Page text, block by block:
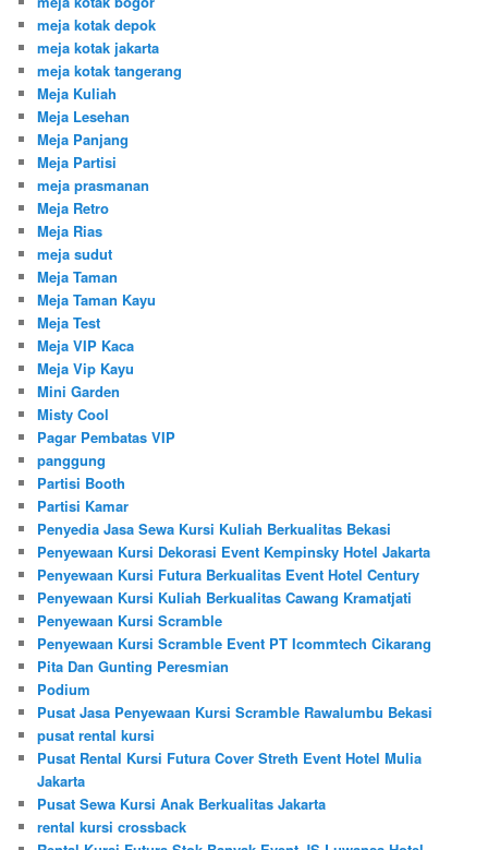
meja kotak depok
meja kotak jakarta
meja kotak tangerang
Meja Kuliah
Meja Lesehan
Meja Panjang
Meja Partisi
meja prasmanan
Meja Retro
Meja Rias
meja sudut
Meja Taman
Meja Taman Kayu
Meja Test
Meja VIP Kaca
Meja Vip Kayu
Mini Garden
Misty Cool
Pagar Pembatas VIP
panggung
Partisi Booth
Partisi Kamar
Penyedia Jasa Sewa Kursi Kuliah Berkualitas Bekasi
Penyewaan Kursi Dekorasi Event Kempinsky Hotel Jakarta
Penyewaan Kursi Futura Berkualitas Event Hotel Century
Penyewaan Kursi Kuliah Berkualitas Cawang Kramatjati
Penyewaan Kursi Scramble
Penyewaan Kursi Scramble Event PT Icommtech Cikarang
Pita Dan Gunting Peresmian
Podium
Pusat Jasa Penyewaan Kursi Scramble Rawalumbu Bekasi
pusat rental kursi
Pusat Rental Kursi Futura Cover Streth Event Hotel Mulia
Jakarta
Pusat Sewa Kursi Anak Berkualitas Jakarta
rental kursi crossback